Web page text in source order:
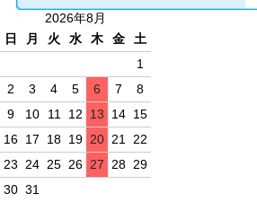
2026年8月
日
月 火 水 木 金
土
1
2
3 4 5 6 7
8
9
10 11 12 13 14 15
16 17 18 19 20 21
22
23
24 25 26 27 28 29
30 31